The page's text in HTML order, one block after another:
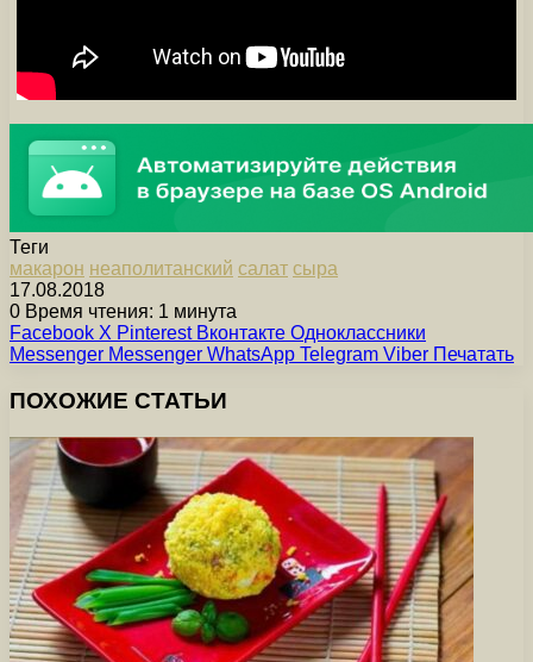
Теги
макарон неаполитанский салат сыра
17.08.2018
0 Время чтения: 1 минута
Facebook X Pinterest Вконтакте Одноклассники
Messenger Messenger WhatsApp Telegram Viber Печатать
ПОХОЖИЕ СТАТЬИ